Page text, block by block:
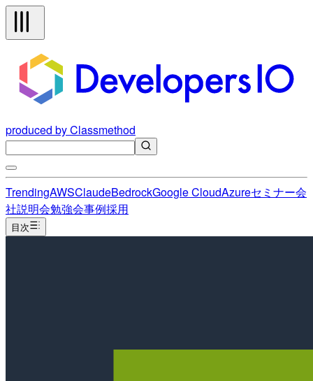
produced by Classmethod
TrendingAWSClaudeBedrockGoogle CloudAzureセミナー会
社説明会勉強会事例採用
目次